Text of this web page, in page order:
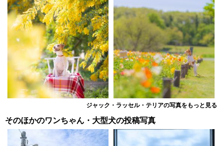
ジャック・ラッセル・テリアの写真をもっと見る
そのほかのワンちゃん・大型犬の投稿写真